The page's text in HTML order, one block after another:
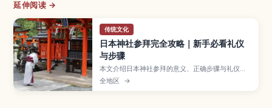
延伸阅读 →
传统文化
日本神社参拜完全攻略｜新手必看礼仪
与步骤
本文介绍日本神社参拜的意义、正确步骤与礼仪要
点，帮助访日游客避免失礼，更从容地体验神社文
化。
全地区 →